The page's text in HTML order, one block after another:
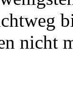
nicht